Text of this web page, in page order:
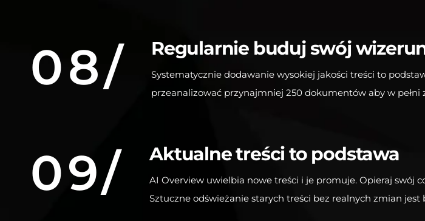
08/ Regularnie buduj swój
Systematycznie dodawanie wysokiej jakości treści to
przeanalizować przynajmniej 250 dokumentów aby w pełni
09/ Aktualne treści to podstawa
AI Overview uwielbia nowe treści i je promuje. Opieraj swój
Sztuczne odświeżanie starych treści bez realnych zmian jest